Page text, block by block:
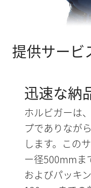
提供サービ
迅速な納
ホルビガーは
プでありなが
します。この
ー径500mmま
およびパッキ